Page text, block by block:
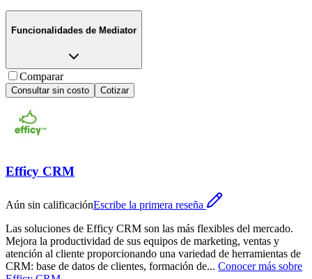
Funcionalidades de Mediator
Comparar
Consultar sin costo Cotizar
Efficy CRM
Aún sin calificaciónEscribe la primera reseña
Las soluciones de Efficy CRM son las más flexibles del mercado.
Mejora la productividad de sus equipos de marketing, ventas y
atención al cliente proporcionando una variedad de herramientas de
CRM: base de datos de clientes, formación de... Conocer más sobre